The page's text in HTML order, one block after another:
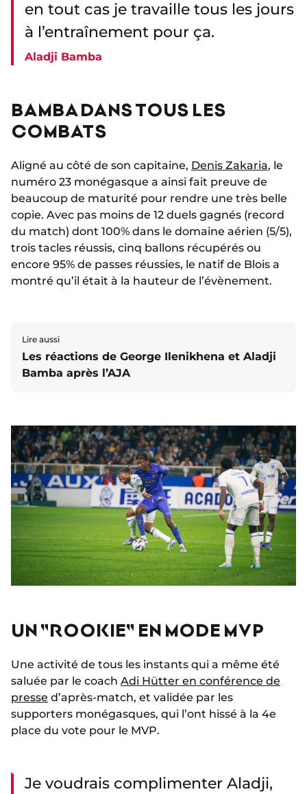
en tout cas je travaille tous les jours
à l’entraînement pour ça.
Aladji Bamba
BAMBA DANS TOUS LES
COMBATS
Aligné au côté de son capitaine, Denis Zakaria, le
numéro 23 monégasque a ainsi fait preuve de
beaucoup de maturité pour rendre une très belle
copie. Avec pas moins de 12 duels gagnés (record
du match) dont 100% dans le domaine aérien (5/5),
trois tacles réussis, cinq ballons récupérés ou
encore 95% de passes réussies, le natif de Blois a
montré qu’il était à la hauteur de l’évènement.
Lire aussi
Les réactions de George Ilenikhena et Aladji
Bamba après l’AJA
UN "ROOKIE" EN MODE MVP
Une activité de tous les instants qui a même été
saluée par le coach Adi Hütter en conférence de
presse d’après-match, et validée par les
supporters monégasques, qui l’ont hissé à la 4e
place du vote pour le MVP.
Je voudrais complimenter Aladji,